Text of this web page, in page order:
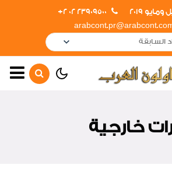
2019
23909500 02 2+
أهم الأخبار
خارجية